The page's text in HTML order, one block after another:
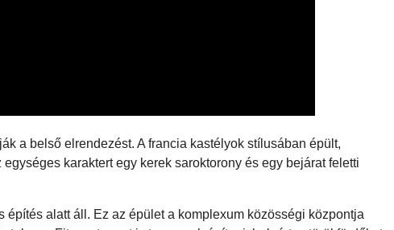
a belső elrendezést. A francia kastélyok stílusában épült,
karaktert egy kerek saroktorony és egy bejárat feletti
alatt áll. Ez az épület a komplexum közösségi központja